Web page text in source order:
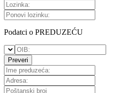
Podatci o PREDUZEĆU
Preveri